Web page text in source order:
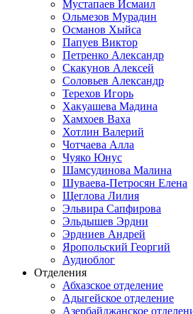
Мустапаев Исмаил
Ольмезов Мурадин
Османов Хыйса
Папуев Виктор
Петренко Александр
Скакунов Алексей
Соловьев Александр
Терехов Игорь
Хакуашева Мадина
Хамхоев Ваха
Хотлин Валерий
Чотчаева Алла
Чуяко Юнус
Шамсудинова Малина
Шуваева-Петросян Елена
Щеглова Лилия
Эльвира Сапфирова
Эльдышев Эрдни
Эрдниев Андрей
Яропольский Георгий
Аудиоблог
Отделения
Абхазское отделение
Адыгейское отделение
Азербайджанское